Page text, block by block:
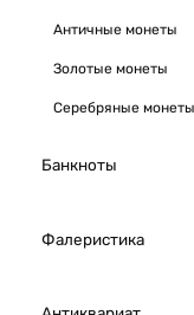
Античные монеты
Золотые монеты
Серебряные монеты
Банкноты
Фалеристика